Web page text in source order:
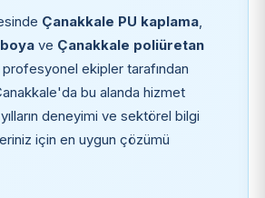
Çanakkale PU kaplama,
ve Çanakkale poliüretan
ekipler tarafından
bu alanda hizmet
deneyimi ve sektörel bilgi
için en uygun çözümü